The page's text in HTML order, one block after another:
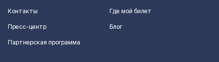
Контакты
Пресс-центр
Партнерская программа
Где мой билет
Блог